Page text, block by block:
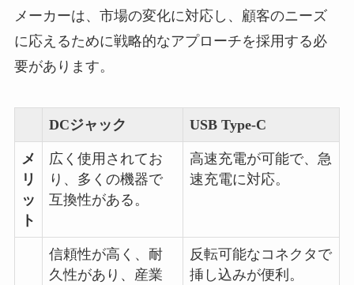
メーカーは、市場の変化に対応し、顧客のニーズ
に応えるために戦略的なアプローチを採用する必
要があります。
DCジャック USB Type-C
メ
リ
ッ
ト
広く使用されてお
り、多くの機器で
互換性がある。
高速充電が可能で、急
速充電に対応。
信頼性が高く、耐
久性があり、産業
反転可能なコネクタで
挿し込みが便利。